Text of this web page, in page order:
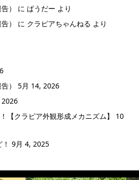
）
に ぱうだー より
）
に クラピアちゃんねる より
）
5月 14, 2026
【クラピア外観形成メカニズム】
10
9月 4, 2025